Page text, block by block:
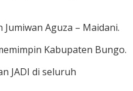
Aguza – Maidani.
Kabupaten Bungo.
JADI di seluruh